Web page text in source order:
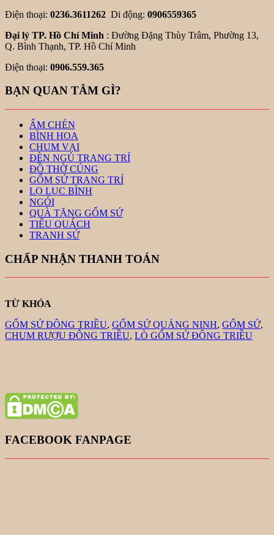
Điện thoại: 0236.3611262 Di động: 0906559365
Đại lý TP. Hồ Chí Minh : Đường Đặng Thùy Trâm, Phường 13,
Q. Bình Thạnh, TP. Hồ Chí Minh
Điện thoại: 0906.559.365
BẠN QUAN TÂM GÌ?
ẤM CHÉN
BÌNH HOA
CHUM VẠI
ĐÈN NGỦ TRANG TRÍ
ĐỒ THỜ CÚNG
GỐM SỨ TRANG TRÍ
LỌ LỤC BÌNH
NGÓI
QUÀ TẶNG GỐM SỨ
TIỂU QUÁCH
TRANH SỨ
CHẤP NHẬN THANH TOÁN
TỪ KHÓA
GỐM SỨ ĐÔNG TRIỀU, GỐM SỨ QUẢNG NINH, GỐM SỨ,
CHUM RƯỢU ĐÔNG TRIỀU, LÒ GỐM SỨ ĐÔNG TRIỀU
FACEBOOK FANPAGE